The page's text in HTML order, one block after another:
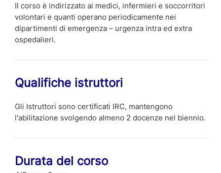
Il corso è indirizzato ai medici, infermieri e soccorritori
volontari e quanti operano periodicamente nei
dipartimenti di emergenza – urgenza intra ed extra
ospedalieri.
Qualifiche istruttori
Gli Istruttori sono certificati IRC, mantengono
l'abilitazione svolgendo almeno 2 docenze nel biennio.
Durata del corso